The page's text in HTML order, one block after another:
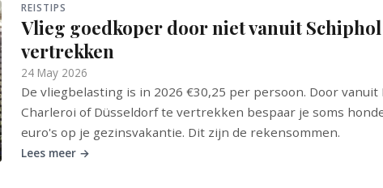
REISTIPS
Vlieg goedkoper door niet vanuit
vertrekken
24 May 2026
De vliegbelasting is in 2026 €30,25 per persoon. Door vanuit
Charleroi of Düsseldorf te vertrekken bespaar je soms
euro's op je gezinsvakantie. Dit zijn de rekensommen.
Lees meer →